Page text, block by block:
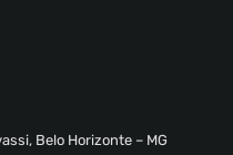
Belo Horizonte – MG